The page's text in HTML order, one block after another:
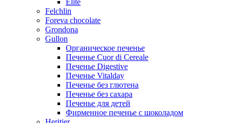
Elite
Felchlin
Foreva chocolate
Grondona
Gullon
Органическое печенье
Печенье Cuor di Cereale
Печенье Digestive
Печенье Vitalday
Печенье без глютена
Печенье без сахара
Печенье для детей
Фирменное печенье с шоколадом